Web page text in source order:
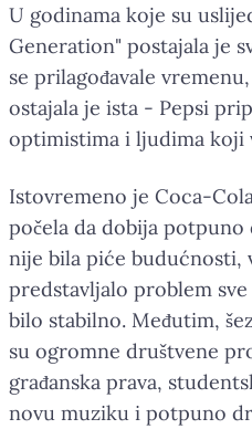
U godinama koje su
Generation" postajala je
se prilagođavale
ostajala je ista - Pepsi
optimistima i ljudima koji
Istovremeno je Coca-
počela da dobija potpuno
nije bila piće budućnosti,
predstavljalo problem
bilo stabilno. Međutim,
su ogromne društvene
građanska prava,
novu muziku i potpuno